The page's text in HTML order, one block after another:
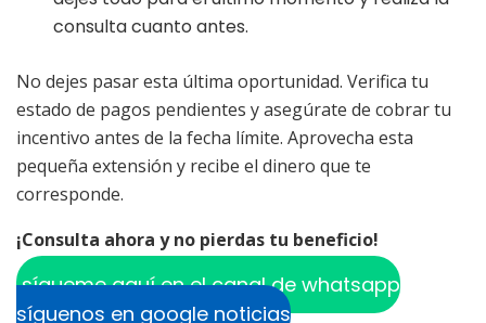
consulta cuanto antes.
No dejes pasar esta última oportunidad. Verifica tu
estado de pagos pendientes y asegúrate de cobrar tu
incentivo antes de la fecha límite. Aprovecha esta
pequeña extensión y recibe el dinero que te
corresponde.
¡Consulta ahora y no pierdas tu beneficio!
sígueme aquí en el canal de whatsapp
síguenos en google noticias